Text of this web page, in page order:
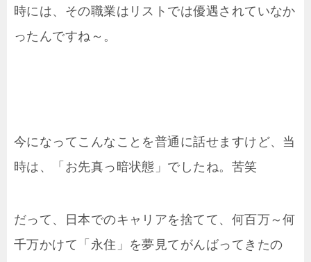
時には、その職業はリストでは優遇されていなか
ったんですね～。
今になってこんなことを普通に話せますけど、当
時は、「お先真っ暗状態」でしたね。苦笑
だって、日本でのキャリアを捨てて、何百万～何
千万かけて「永住」を夢見てがんばってきたの